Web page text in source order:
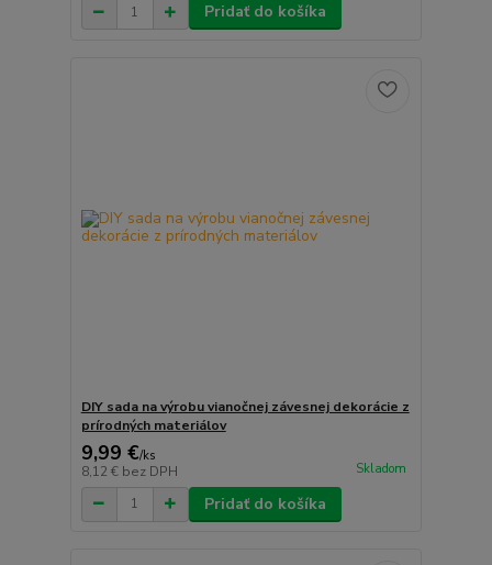
Pridať do košíka
DIY sada na výrobu vianočnej závesnej dekorácie z
prírodných materiálov
9,99 €/ks
8,12 € bez DPH Skladom
Pridať do košíka